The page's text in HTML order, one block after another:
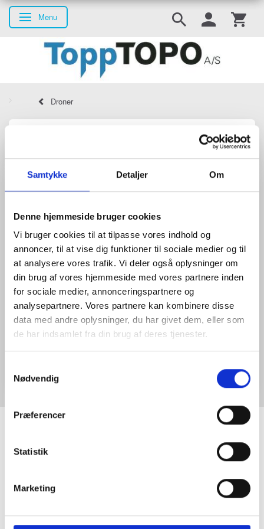
Samtykke Detaljer Om
Denne hjemmeside bruger cookies
Vi bruger cookies til at tilpasse vores indhold og
annoncer, til at vise dig funktioner til sociale medier og til
at analysere vores trafik. Vi deler også oplysninger om
din brug af vores hjemmeside med vores partnere inden
for sociale medier, annonceringspartnere og
analysepartnere. Vores partnere kan kombinere disse
data med andre oplysninger, du har givet dem, eller som
de har indsamlet fra din brug af deres tjenester.
Nødvendig
Præferencer
Statistik
Marketing
Skifte navigation
Menu
Droner
DJI tilbyder en bred vifte af droner til professionelle brugere med
forskellige behov og formål, herunder luftfotografering og
inspektion. Nogle af de populære DJI-droner inkluderer Mavic-
serien, Phantom-serien og Matrice-serien. DJI-dronerne har
fleksible og avancerede funktioner, kameraer i høj kvalitet og
brugervenlige kontroller.
DJI Matrice 350 RTK
DJI Matrice 30 Serien
Adressebog